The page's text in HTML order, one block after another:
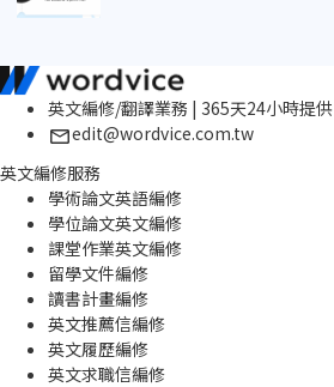
英文編修/翻譯業務 | 365天24小時提供
edit@wordvice.com.tw
英文編修服務
學術論文英語編修
學位論文英文編修
課堂作業英文編修
留學文件編修
讀書計畫編修
英文推薦信編修
英文履歷編修
英文求職信編修